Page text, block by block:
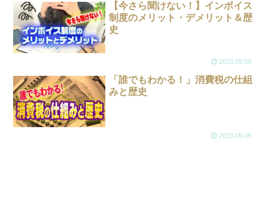
【今さら聞けない！】インボイス
制度のメリット・デメリット＆歴
史
2023.09.09
「誰でもわかる！」消費税の仕組
みと歴史
2023.09.08